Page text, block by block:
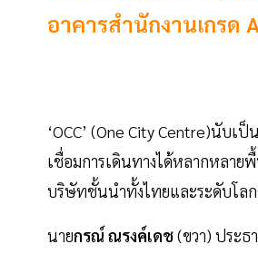
อาคารสำนักงานเกรด
‘OCC’ (One City Centre)นับ
เชื่อมการเดินทางได้หลากหลา
บริษัทชั้นนำทั้งไทยและระดับโล
นายกรณ์ ณรงค์เดช(ขวา) ประ